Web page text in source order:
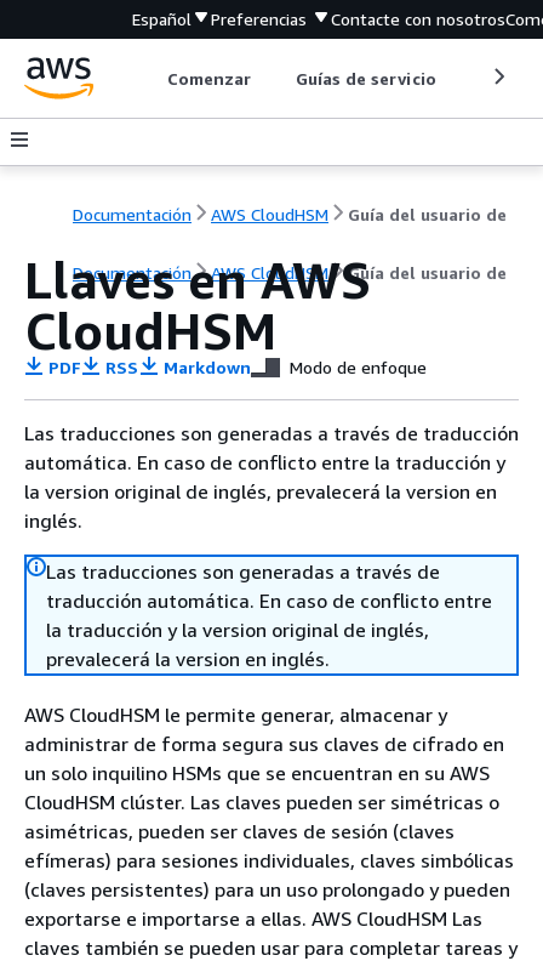
Español Preferencias Contacte con nosotros
Comenzar Guías de servicio
Documentación AWS CloudHSM Guía del usuario de
Documentación AWS CloudHSM Guía del usuario de
Llaves en AWS
CloudHSM
PDF RSS Markdown Modo de enfoque
Las traducciones son generadas a través de traducción
automática. En caso de conflicto entre la traducción y
la version original de inglés, prevalecerá la version en
inglés.
Las traducciones son generadas a través de
traducción automática. En caso de conflicto entre
la traducción y la version original de inglés,
prevalecerá la version en inglés.
AWS CloudHSM le permite generar, almacenar y
administrar de forma segura sus claves de cifrado en
un solo inquilino HSMs que se encuentran en su AWS
CloudHSM clúster. Las claves pueden ser simétricas o
asimétricas, pueden ser claves de sesión (claves
efímeras) para sesiones individuales, claves simbólicas
(claves persistentes) para un uso prolongado y pueden
exportarse e importarse a ellas. AWS CloudHSM Las
claves también se pueden usar para completar tareas y